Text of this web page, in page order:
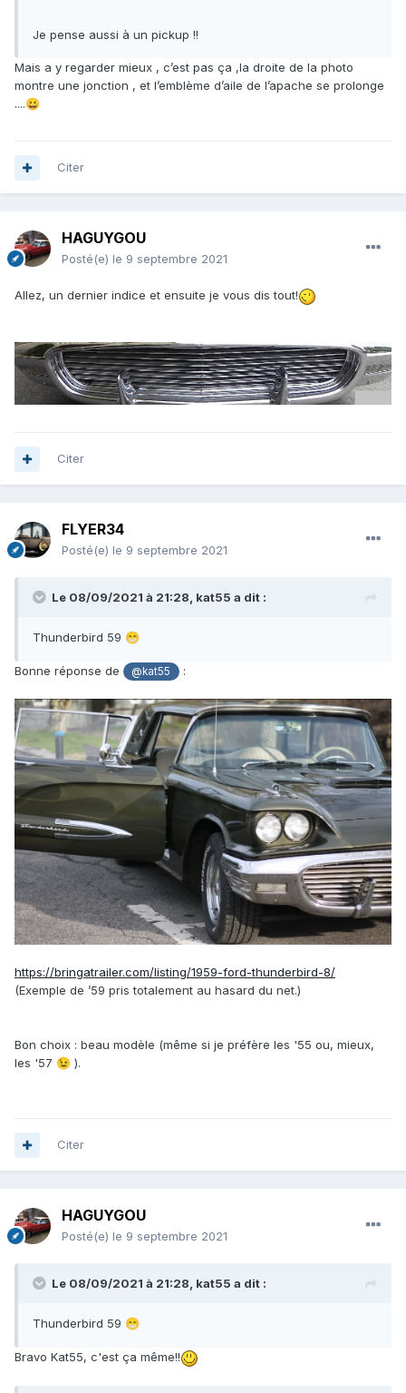
Je pense aussi à un pickup !!
Mais a y regarder mieux , c’est pas ça ,la droite de la photo
montre une jonction , et l’emblème d’aile de l’apache se prolonge
....😀
Citer
HAGUYGOU
Posté(e) le 9 septembre 2021
Allez, un dernier indice et ensuite je vous dis tout!
Citer
FLYER34
Posté(e) le 9 septembre 2021
Le 08/09/2021 à 21:28, kat55 a dit :
Thunderbird 59 😁
Bonne réponse de @kat55 :
https://bringatrailer.com/listing/1959-ford-thunderbird-8/
(Exemple de ’59 pris totalement au hasard du net.)
Bon choix : beau modèle (même si je préfère les '55 ou, mieux,
les '57 😉 ).
Citer
HAGUYGOU
Posté(e) le 9 septembre 2021
Le 08/09/2021 à 21:28, kat55 a dit :
Thunderbird 59 😁
Bravo Kat55, c'est ça même!!